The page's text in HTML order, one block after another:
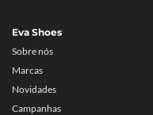
Eva Shoes
Sobre nós
Marcas
Novidades
Campanhas